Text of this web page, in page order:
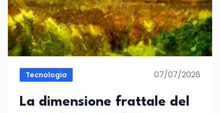
Tecnologia 07/07/2026
La dimensione frattale del